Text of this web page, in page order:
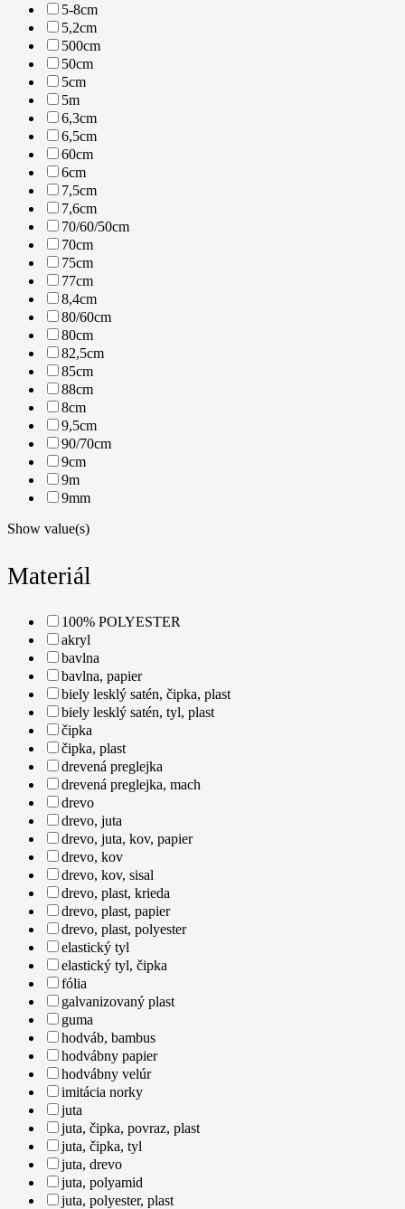
5-8cm
5,2cm
500cm
50cm
5cm
5m
6,3cm
6,5cm
60cm
6cm
7,5cm
7,6cm
70/60/50cm
70cm
75cm
77cm
8,4cm
80/60cm
80cm
82,5cm
85cm
88cm
8cm
9,5cm
90/70cm
9cm
9m
9mm
Show value(s)
Materiál
100% POLYESTER
akryl
bavlna
bavlna, papier
biely lesklý satén, čipka, plast
biely lesklý satén, tyl, plast
čipka
čipka, plast
drevená preglejka
drevená preglejka, mach
drevo
drevo, juta
drevo, juta, kov, papier
drevo, kov
drevo, kov, sisal
drevo, plast, krieda
drevo, plast, papier
drevo, plast, polyester
elastický tyl
elastický tyl, čipka
fólia
galvanizovaný plast
guma
hodváb, bambus
hodvábny papier
hodvábny velúr
imitácia norky
juta
juta, čipka, povraz, plast
juta, čipka, tyl
juta, drevo
juta, polyamid
juta, polyester, plast